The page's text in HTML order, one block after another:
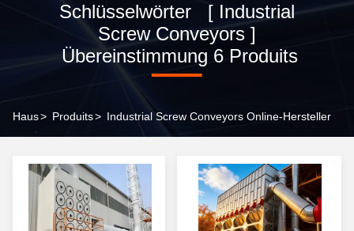
Schlüsselwörter [ Industrial
Screw Conveyors ]
Übereinstimmung 6 Produits
Haus> Produits> Industrial Screw Conveyors Online-Hersteller